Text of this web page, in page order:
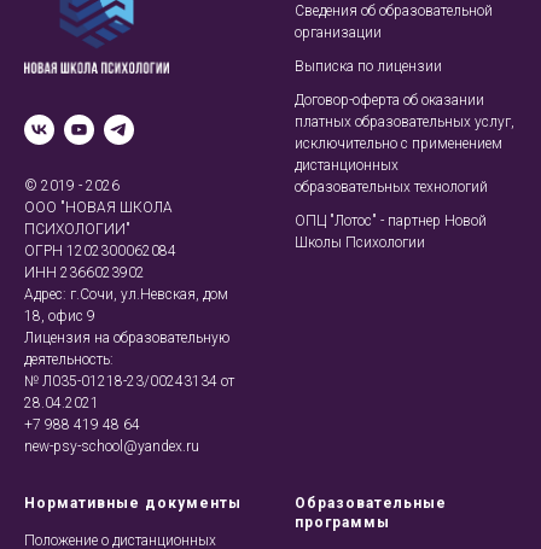
© 2019 - 2026
ООО "НОВАЯ ШКОЛА
ПСИХОЛОГИИ"
ОГРН 1202300062084
ИНН 2366023902
Адрес: г.Сочи, ул.Невская, дом
18, офис 9
Лицензия на образовательную
деятельность:
№ Л035-01218-23/00243134 от
28.04.2021
+7 988 419 48 64
new-psy-school@yandex.ru
Сведения об образовательной
организации
Выписка по лицензии
Договор-оферта об оказании
платных образовательных услуг,
исключительно с применением
дистанционных
образовательных технологий
ОПЦ "Лотос" - партнер Новой
Школы Психологии
Нормативные документы
Положение о дистанционных
Образовательные
программы